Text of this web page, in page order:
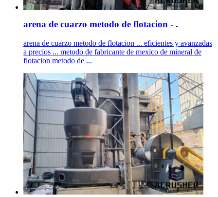
arena de cuarzo metodo de flotacion - .
arena de cuarzo metodo de flotacion ... eficientes y avanzadas
a precios ... metodo de fabricante de mexico de mineral de
flotacion metodo de ...